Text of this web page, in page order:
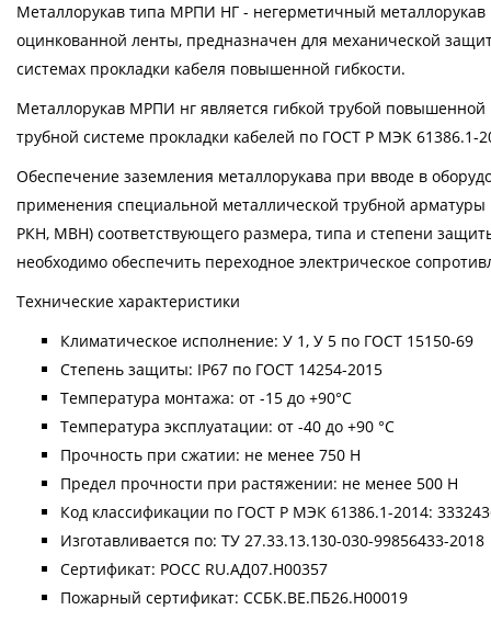
Металлорукав типа МРПИ НГ - негерметичный
оцинкованной ленты, предназначен для механической
системах прокладки кабеля повышенной гибкости.
Металлорукав МРПИ нг является гибкой трубой
трубной системе прокладки кабелей по ГОСТ Р МЭК 61386.1-
Обеспечение заземления металлорукава при вводе в
применения специальной металлической трубной
РКН, МВН) соответствующего размера, типа и степени
необходимо обеспечить переходное электрическое
Технические характеристики
Климатическое исполнение: У 1, У 5 по ГОСТ 15150-69
Степень защиты: IP67 по ГОСТ 14254-2015
Температура монтажа: от -15 до +90°С
Температура эксплуатации: от -40 до +90 °С
Прочность при сжатии: не менее 750 H
Предел прочности при растяжении: не менее 500 Н
Код классификации по ГОСТ Р МЭК 61386.1-2014:
Изготавливается по: ТУ 27.33.13.130-030-99856433-2018
Сертификат: РОСС RU.АД07.Н00357
Пожарный сертификат: ССБК.ВЕ.ПБ26.Н00019